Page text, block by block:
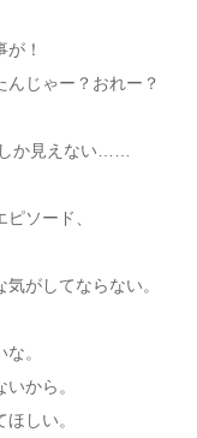
！
んじゃー？おれー？
か見えない……
ソード、
がしてならない。
。
から。
しい。